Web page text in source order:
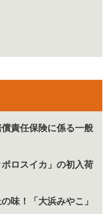
責任保険に係る一般
ロスイカ」の初入荷
味！「大浜みやこ」